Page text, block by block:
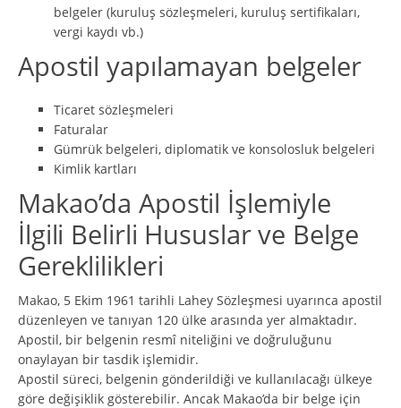
belgeler (kuruluş sözleşmeleri, kuruluş sertifikaları,
vergi kaydı vb.)
Apostil yapılamayan belgeler
Ticaret sözleşmeleri
Faturalar
Gümrük belgeleri, diplomatik ve konsolosluk belgeleri
Kimlik kartları
Makao’da Apostil İşlemiyle
İlgili Belirli Hususlar ve Belge
Gereklilikleri
Makao, 5 Ekim 1961 tarihli Lahey Sözleşmesi uyarınca apostil
düzenleyen ve tanıyan 120 ülke arasında yer almaktadır.
Apostil, bir belgenin resmî niteliğini ve doğruluğunu
onaylayan bir tasdik işlemidir.
Apostil süreci, belgenin gönderildiği ve kullanılacağı ülkeye
göre değişiklik gösterebilir. Ancak Makao’da bir belge için